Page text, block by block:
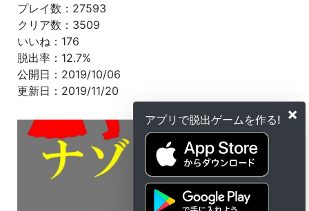
×
アプリで脱出ゲームを作る!
プレイ数：27593
クリア数：3509
いいね：176
脱出率：12.7%
公開日：2019/10/06
更新日：2019/11/20